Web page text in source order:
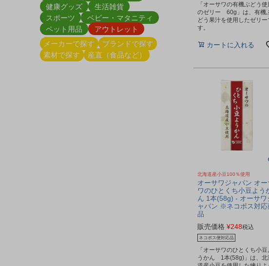
健康グッズ
生活雑貨
スポーツ
ベビー・マタニティ
ペット用品
アウトレット
メーカーで探す
ブランドで探す
素材で探す
産直（食品など）
「オーサワの有機ぶどう使
のゼリー 60g」は、有機
どう果汁を使用したゼリー
す。
カートに入れる
北海道産小豆100％使用
オーサワジャパン オー
ワのひとくち小豆よう
ん 1本(58g) - オーサワ
ャパン ※ネコポス対応
品
販売価格 ¥248税込
ネコポス便対応品
「オーサワのひとくち小豆
うかん 1本(58g)」は、北